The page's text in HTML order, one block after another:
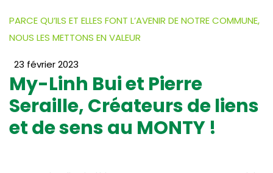
PARCE QU’ILS ET ELLES FONT L’AVENIR DE NOTRE COMMUNE,
NOUS LES METTONS EN VALEUR
23 février 2023
My-Linh Bui et Pierre
Seraille, Créateurs de liens
et de sens au MONTY !